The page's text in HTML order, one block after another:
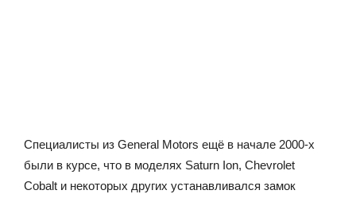
Специалисты из General Motors ещё в начале 2000-х
были в курсе, что в моделях Saturn Ion, Chevrolet
Cobalt и некоторых других устанавливался замок